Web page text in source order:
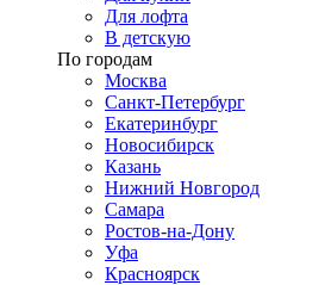
Для лофта
В детскую
По городам
Москва
Санкт-Петербург
Екатеринбург
Новосибирск
Казань
Нижний Новгород
Самара
Ростов-на-Дону
Уфа
Красноярск